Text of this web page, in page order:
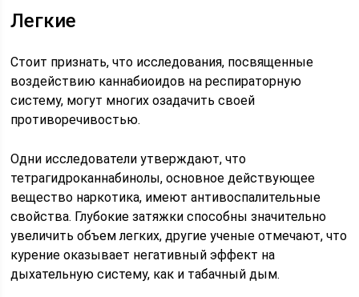
Легкие
Стоит признать, что исследования, посвященные
воздействию каннабиоидов на респираторную
систему, могут многих озадачить своей
противоречивостью.
Одни исследователи утверждают, что
тетрагидроканнабинолы, основное действующее
вещество наркотика, имеют антивоспалительные
свойства. Глубокие затяжки способны значительно
увеличить объем легких, другие ученые отмечают, что
курение оказывает негативный эффект на
дыхательную систему, как и табачный дым.